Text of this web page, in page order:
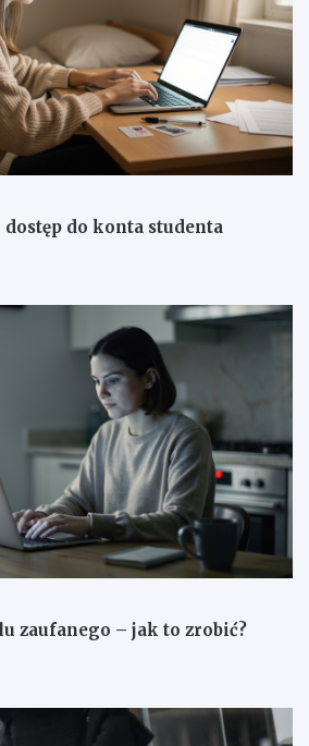
dostęp do konta studenta
zaufanego – jak to zrobić?